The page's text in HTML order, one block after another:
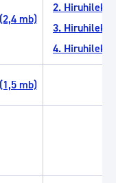
mb)
2. Hiruhilekoa
3. Hiruhilekoa
4. Hiruhilekoa
mb)